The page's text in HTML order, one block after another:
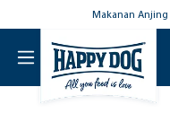
Makanan